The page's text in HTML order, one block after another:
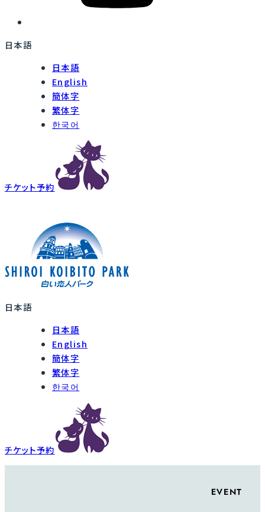
日本語
日本語
English
簡体字
繁体字
한국어
チケット予約
日本語
日本語
English
簡体字
繁体字
한국어
チケット予約
EVENT